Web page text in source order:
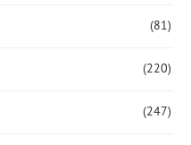
(81)
(220)
(247)